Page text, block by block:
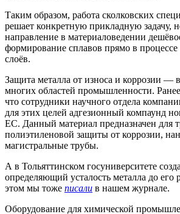
Таким образом, работа сколковских
решает конкретную прикладную задачу,
направление в материаловедении
формирование сплавов прямо в
слоёв.
Защита металла от износа и коррозии —
многих областей промышленности.
что сотрудники научного отдела
для этих целей адгезионный компаунд
EC. Данный материал предназначен для
полиэтиленовой защиты от коррозии,
магистральные трубы.
А в Тольяттинском госуниверситете
определяющий усталость металла до
этом мы тоже писали в нашем журнале.
Оборудование для химической